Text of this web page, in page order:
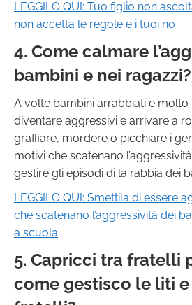
LEGGILO QUI: Tuo figlio non
non accetta le regole e i tuoi no
4. Come calmare
bambini e nei ragazzi?
A volte bambini arrabbiati e
diventare aggressivi e arrivare a
graffiare, mordere o picchiare i
motivi che scatenano
gestire gli episodi di la rabbia dei
LEGGILO QUI: Smettila di essere
che scatenano l’aggressività dei
a scuola
5. Capricci tra fratelli
come gestisco le liti